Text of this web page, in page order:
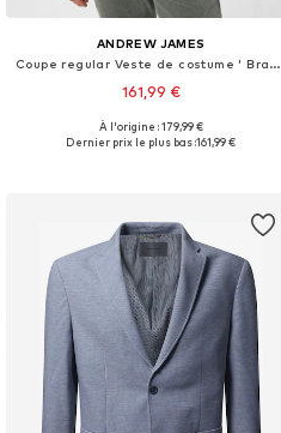
ANDREW JAMES
Coupe regular Veste de costume ' Brad '
161,99 €
Disponible en plusieurs tailles
À l'origine : 179,99 €
Dernier prix le plus bas :161,99 €